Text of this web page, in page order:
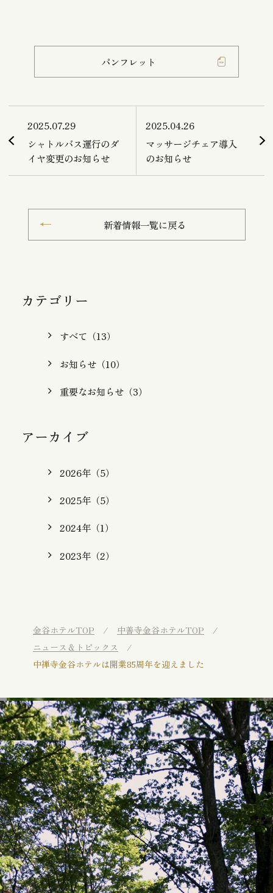
パンフレット
2025.07.29
シャトルバス運行のダ
イヤ変更のお知らせ
2025.04.26
マッサージチェア導入
のお知らせ
新着情報一覧に戻る
カテゴリー
すべて（13）
お知らせ（10）
重要なお知らせ（3）
アーカイブ
2026年（5）
2025年（5）
2024年（1）
2023年（2）
金谷ホテルTOP
中善寺金谷ホテルTOP
ニュース＆トピックス
中禅寺金谷ホテルは開業85周年を迎えました